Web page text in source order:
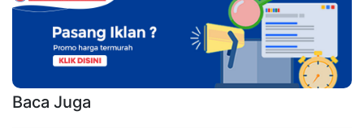
Baca Juga